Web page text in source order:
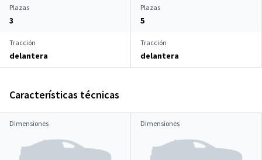
Plazas
3
Plazas
5
Tracción
delantera
Tracción
delantera
Características técnicas
Dimensiones Dimensiones